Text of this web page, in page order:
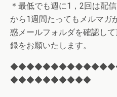
＊最低でも週に1，2回は配
から1週間たってもメルマガ
惑メールフォルダを確認し
録をお願いたします。
◆◆◆◆◆◆◆◆◆◆